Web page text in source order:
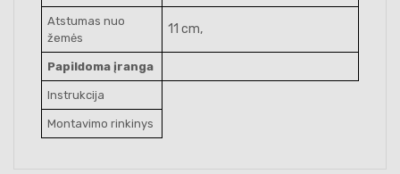
Atstumas nuo
žemės
11 cm,
Papildoma įranga
Instrukcija
Montavimo rinkinys